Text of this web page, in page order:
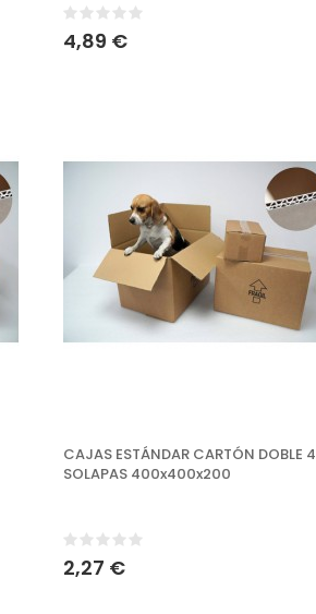
4,89 €
CAJAS ESTÁNDAR CARTÓN DOBLE 4
SOLAPAS 400x400x200
2,27 €